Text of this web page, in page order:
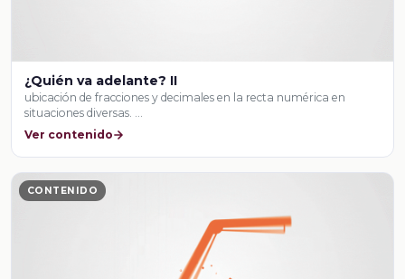
¿Quién va adelante? II
ubicación de fracciones y decimales en la recta numérica en
situaciones diversas. …
Ver contenido
CONTENIDO